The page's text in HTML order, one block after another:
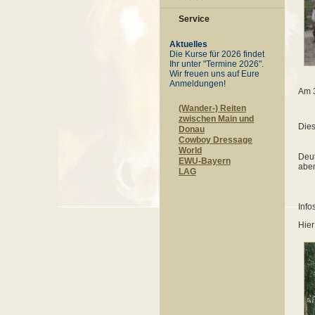
Service
Aktuelles
Die Kurse für 2026 findet
Ihr unter "Termine 2026".
Wir freuen uns auf Eure
Anmeldungen!
(Wander-) Reiten
zwischen Main und
Donau
Cowboy Dressage
World
EWU-Bayern
LAG
Am